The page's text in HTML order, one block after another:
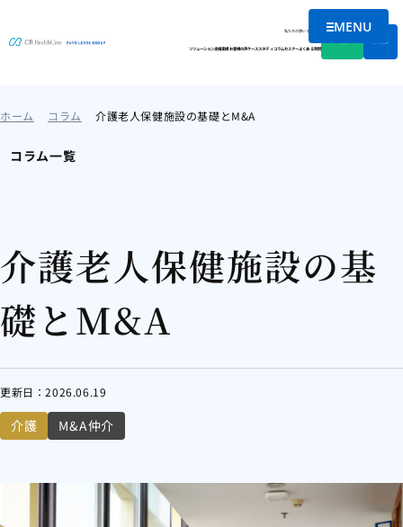
メニュー
MENU
私たちの想い会社情報
ソリューション支援実績お客様の声ケーススタディコラムセミナーよくある質問
ホーム コラム 介護老人保健施設の基礎とM&A
コラム一覧
介護老人保健施設の基
礎とM&A
更新日：2026.06.19
介護 M&A仲介